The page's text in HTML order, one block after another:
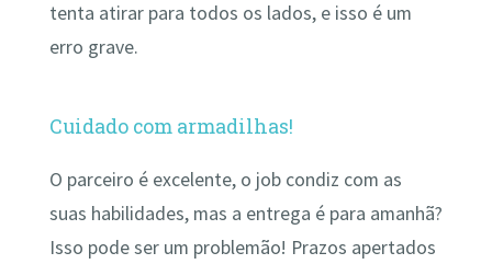
tenta atirar para todos os lados, e isso é um
erro grave.
Cuidado com armadilhas!
O parceiro é excelente, o job condiz com as
suas habilidades, mas a entrega é para amanhã?
Isso pode ser um problemão! Prazos apertados